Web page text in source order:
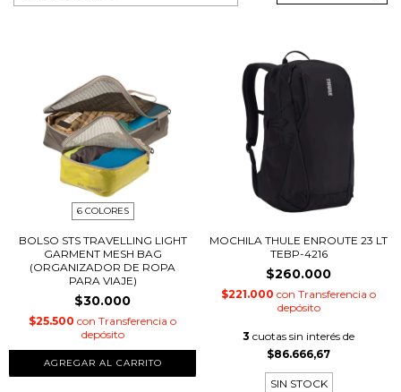
6 COLORES
BOLSO STS TRAVELLING LIGHT
GARMENT MESH BAG
(ORGANIZADOR DE ROPA
PARA VIAJE)
$30.000
$25.500 con Transferencia o
depósito
AGREGAR AL CARRITO
MOCHILA THULE ENROUTE 23 LT
TEBP-4216
$260.000
$221.000 con Transferencia o
depósito
3 cuotas sin interés de
$86.666,67
SIN STOCK